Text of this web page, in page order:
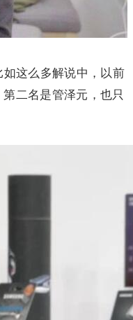
这么多解说中，以前
二名是管泽元，也只